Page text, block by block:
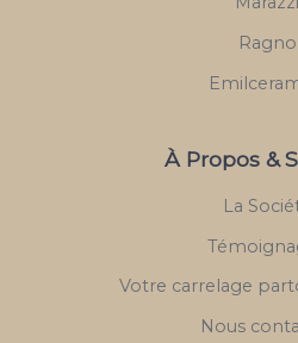
Ragno
À Propos &
La
Votre carrelage
Nous